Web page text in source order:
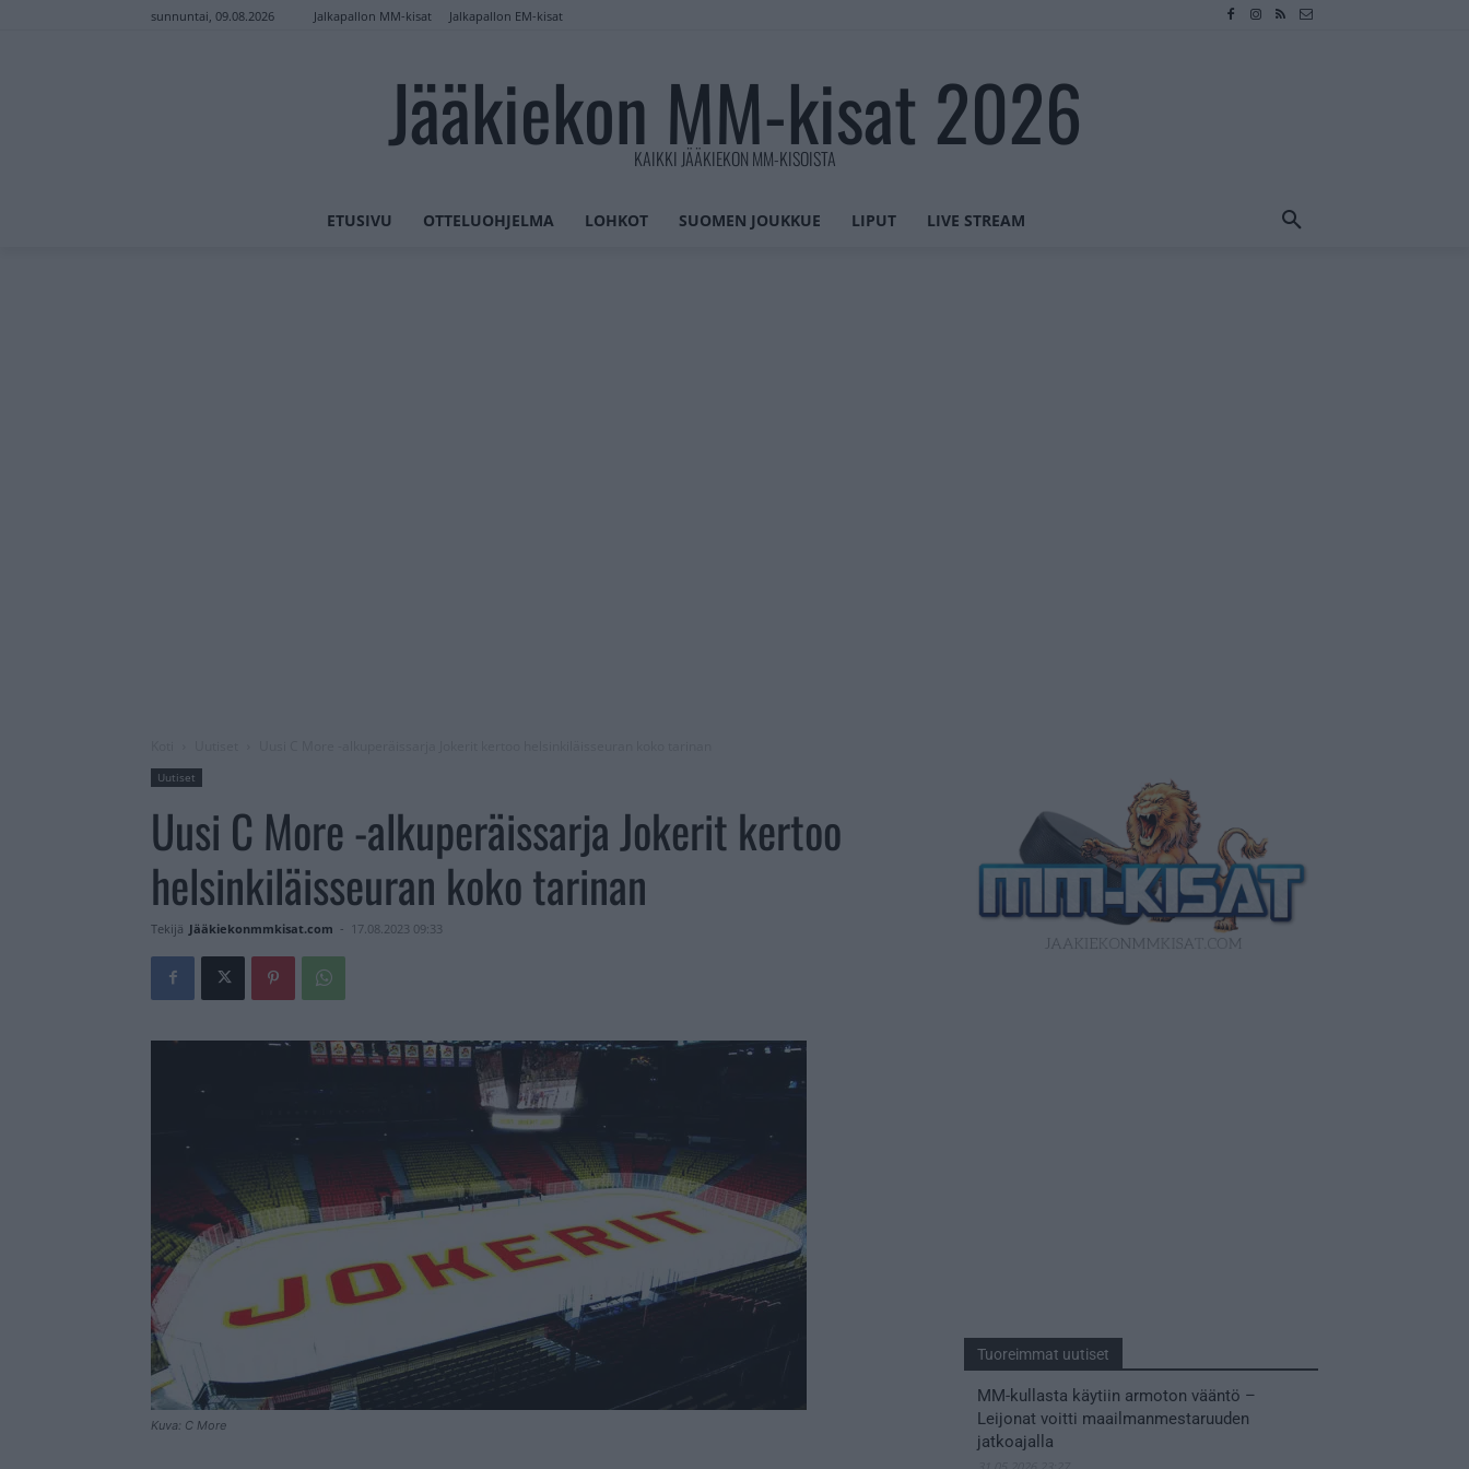
sunnuntai, 09.08.2026 Jalkapallon MM-kisat Jalkapallon EM-kisat
Jääkiekon MM-kisat 2026
KAIKKI JÄÄKIEKON MM-KISOISTA
ETUSIVU OTTELUOHJELMA LOHKOT SUOMEN JOUKKUE LIPUT LIVE STREAM
Uutiset
Uusi C More -alkuperäissarja Jokerit kertoo
helsinkiläisseuran koko tarinan
Tekijä Jääkiekonmmkisat.com - 17.08.2023 09:33
Kuva: C More
Tuoreimmat uutiset
MM-kullasta käytiin armoton vääntö –
Leijonat voitti maailmanmestaruuden
jatkoajalla